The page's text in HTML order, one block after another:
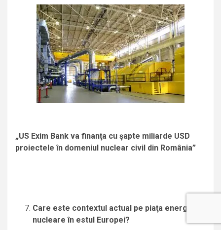
„US Exim Bank va finanţa cu şapte miliarde USD
proiectele în domeniul nuclear civil din România”
Care este contextul actual pe piaţa energiei
nucleare în estul Europei?